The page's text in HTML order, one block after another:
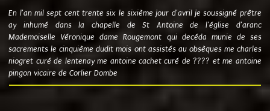
En l'an mil sept cent trente six le sixième jour d'avril je soussigné prêtre
ay inhumé dans la chapelle de St Antoine de l'église d'aranc
Mademoiselle Véronique dame Rougemont qui decéda munie de ses
sacrements le cinquième dudit mois ont assistés au obsèques me charles
niogret curé de lentenay me antoine cachet curé de ???? et me antoine
pingon vicaire de Corlier Dombe